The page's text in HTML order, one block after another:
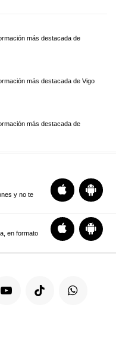
más destacada de
más destacada de Vigo
más destacada de
y no te
en formato